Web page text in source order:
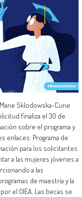
Sklodowska-Curie
finaliza el 30 de
sobre el programa y
enlaces: Programa de
para los solicitantes
a las mujeres jóvenes a
a las
de maestría y la
el OIEA. Las becas se